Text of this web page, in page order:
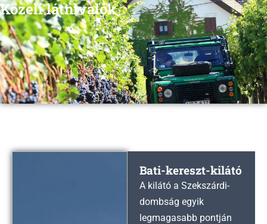
Közeli látnivalók
Bati-kereszt-kilátó
A kilátó a Szekszárdi-
dombság egyik
legmagasabb pontján